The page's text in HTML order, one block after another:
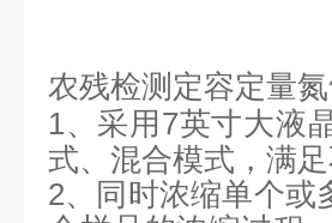
农残检测定容定量
1、 采用 7英寸大液
式、混合模式，满
2、
同时浓缩单个或